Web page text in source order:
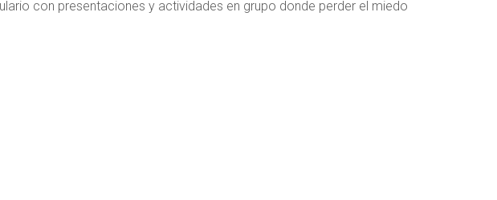
con presentaciones y actividades en grupo donde perder el miedo